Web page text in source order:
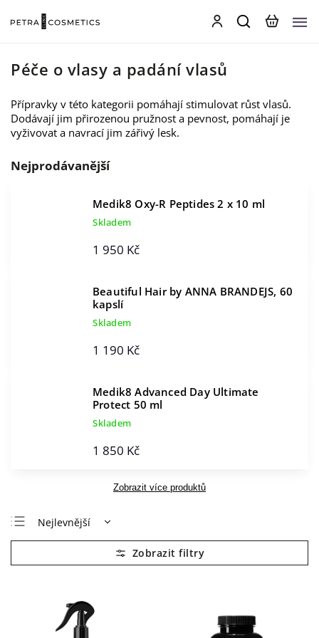
Péče o vlasy a padání vlasů
Přípravky v této kategorii pomáhají stimulovat růst vlasů.
Dodávají jim přirozenou pružnost a pevnost, pomáhají je
vyživovat a navrací jim zářivý lesk.
Nejprodávanější
Medik8 Oxy-R Peptides 2 x 10 ml
Skladem
1 950 Kč
Beautiful Hair by ANNA BRANDEJS, 60
kapslí
Skladem
1 190 Kč
Medik8 Advanced Day Ultimate
Protect 50 ml
Skladem
1 850 Kč
Zobrazit více produktů
Nejlevnější
Nejdražší
Nejprodávanější